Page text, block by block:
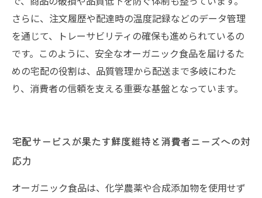
さらに、注文履歴や配達時の温度記録などのデータ管理
を通じて、トレーサビリティの確保も進められているの
です。このように、安全なオーガニック食品を届けるた
めの宅配の役割は、品質管理から配送まで多岐にわた
り、消費者の信頼を支える重要な基盤となっています。
宅配サービスが果たす鮮度維持と消費者ニーズへの対
応力
オーガニック食品は、化学農薬や合成添加物を使用せず